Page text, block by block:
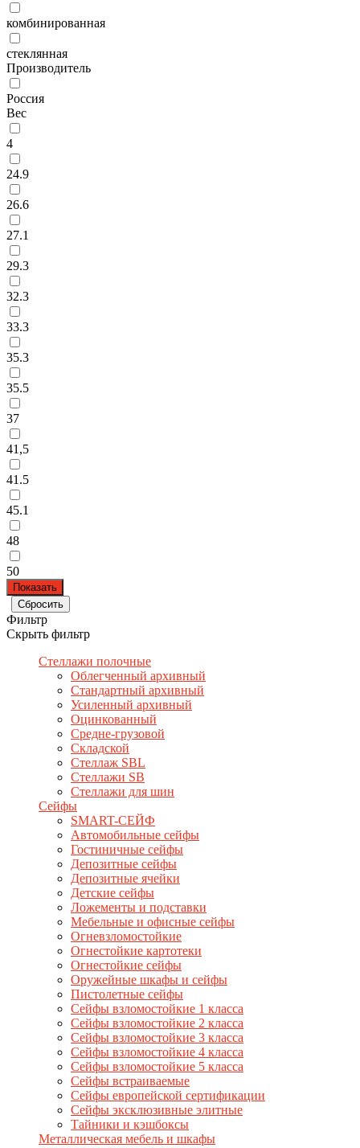
комбинированная
стеклянная
Производитель
Россия
Вес
4
24.9
26.6
27.1
29.3
32.3
33.3
35.3
35.5
37
41,5
41.5
45.1
48
50
Фильтр
Скрыть фильтр
Стеллажи полочные
Облегченный архивный
Стандартный архивный
Усиленный архивный
Оцинкованный
Средне-грузовой
Складской
Стеллаж SBL
Стеллажи SB
Стеллажи для шин
Сейфы
SMART-СЕЙФ
Автомобильные сейфы
Гостиничные сейфы
Депозитные сейфы
Депозитные ячейки
Детские сейфы
Ложементы и подставки
Мебельные и офисные сейфы
Огневзломостойкие
Огнестойкие картотеки
Огнестойкие сейфы
Оружейные шкафы и сейфы
Пистолетные сейфы
Сейфы взломостойкие 1 класса
Сейфы взломостойкие 2 класса
Сейфы взломостойкие 3 класса
Сейфы взломостойкие 4 класса
Сейфы взломостойкие 5 класса
Сейфы встраиваемые
Сейфы европейской сертификации
Сейфы эксклюзивные элитные
Тайники и кэшбоксы
Металлическая мебель и шкафы